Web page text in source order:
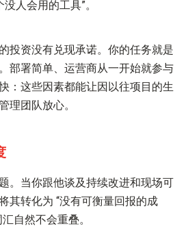
人会用的工具”。
投资没有兑现承诺。你的任务就是
部署简单、运营商从一开始就参与
：这些因素都能让因以往项目的生
理团队放心。
。当你跟他谈及持续改进和现场可
其转化为 “没有可衡量回报的成
自然不会重叠。